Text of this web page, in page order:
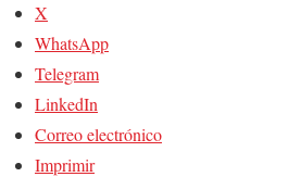
X
WhatsApp
Telegram
LinkedIn
Correo electrónico
Imprimir